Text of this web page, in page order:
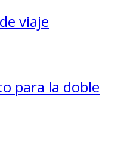
viaje
para la doble